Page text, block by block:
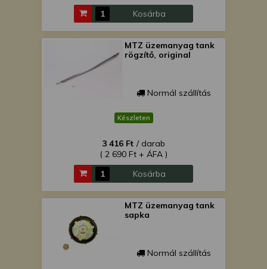
Kosárba
MTZ üzemanyag tank
rögzítő, original
Normál szállítás
Készleten
3 416 Ft / darab
( 2 690 Ft + ÁFA )
Kosárba
MTZ üzemanyag tank
sapka
Normál szállítás